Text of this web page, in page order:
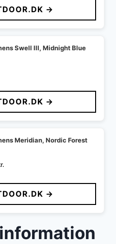
→
Swell III, Midnight Blue
→
Meridian, Nordic Forest
pris
er:
4.500 kr..
→